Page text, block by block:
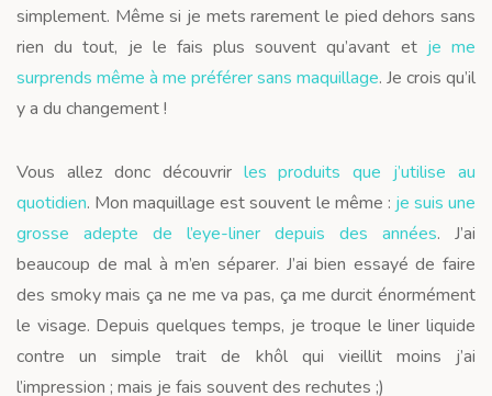
simplement. Même si je mets rarement le pied dehors sans
rien du tout, je le fais plus souvent qu’avant et je me
surprends même à me préférer sans maquillage. Je crois qu’il
y a du changement !
Vous allez donc découvrir les produits que j’utilise au
quotidien. Mon maquillage est souvent le même : je suis une
grosse adepte de l’eye-liner depuis des années. J’ai
beaucoup de mal à m’en séparer. J’ai bien essayé de faire
des smoky mais ça ne me va pas, ça me durcit énormément
le visage. Depuis quelques temps, je troque le liner liquide
contre un simple trait de khôl qui vieillit moins j’ai
l’impression ; mais je fais souvent des rechutes ;)